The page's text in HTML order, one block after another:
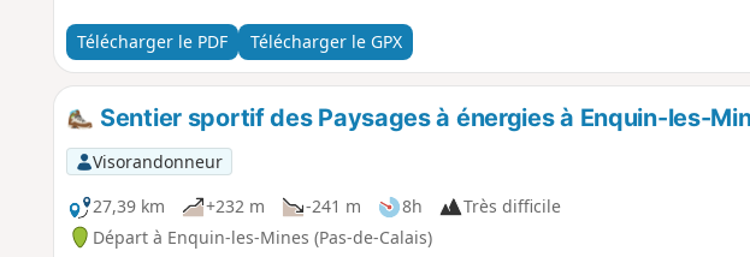
Télécharger le PDF Télécharger le GPX
Sentier sportif des Paysages à énergies à Enquin-les-
Visorandonneur
27,39 km
+232 m -241 m 8h
Très difficile
Départ à Enquin-les-Mines (Pas-de-Calais)